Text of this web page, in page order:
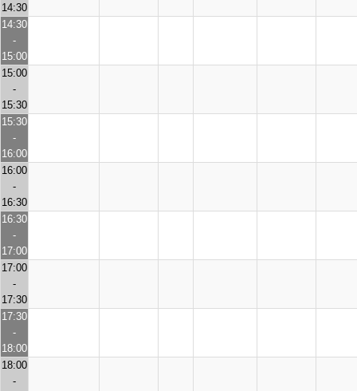
14:30
14:30
-
15:00
15:00
-
15:30
15:30
-
16:00
16:00
-
16:30
16:30
-
17:00
17:00
-
17:30
17:30
-
18:00
18:00
-